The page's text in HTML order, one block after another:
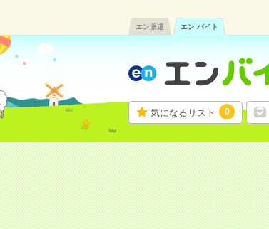
エン派遣 エン バイト
気になるリスト 0